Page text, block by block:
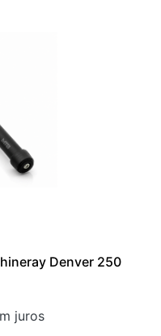
Denver 250
juros